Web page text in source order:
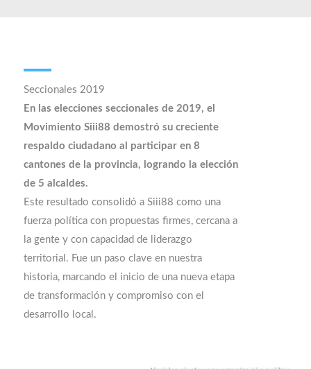
Seccionales 2019​
En las elecciones seccionales de 2019, el
Movimiento Siii88 demostró su creciente
respaldo ciudadano al participar en 8
cantones de la provincia, logrando la elección
de 5 alcaldes.
Este resultado consolidó a Siii88 como una
fuerza política con propuestas firmes, cercana a
la gente y con capacidad de liderazgo
territorial. Fue un paso clave en nuestra
historia, marcando el inicio de una nueva etapa
de transformación y compromiso con el
desarrollo local.